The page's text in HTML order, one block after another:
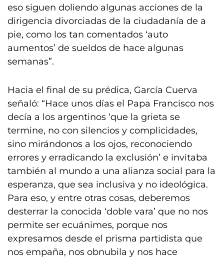
eso siguen doliendo algunas acciones de la
dirigencia divorciadas de la ciudadanía de a
pie, como los tan comentados ‘auto
aumentos’ de sueldos de hace algunas
semanas”.
Hacia el final de su prédica, García Cuerva
señaló: “Hace unos días el Papa Francisco nos
decía a los argentinos ‘que la grieta se
termine, no con silencios y complicidades,
sino mirándonos a los ojos, reconociendo
errores y erradicando la exclusión’ e invitaba
también al mundo a una alianza social para la
esperanza, que sea inclusiva y no ideológica.
Para eso, y entre otras cosas, deberemos
desterrar la conocida ‘doble vara’ que no nos
permite ser ecuánimes, porque nos
expresamos desde el prisma partidista que
nos empaña, nos obnubila y nos hace